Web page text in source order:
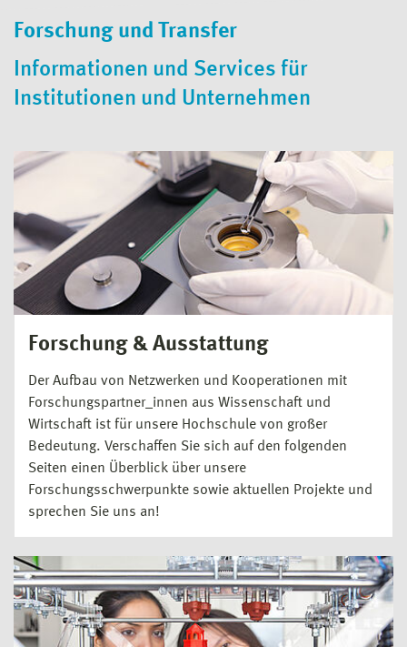
Forschung und Transfer
Informationen und Services für
Institutionen und Unternehmen
Forschung & Ausstattung
Der Aufbau von Netzwerken und Kooperationen mit
Forschungspartner_innen aus Wissenschaft und
Wirtschaft ist für unsere Hochschule von großer
Bedeutung. Verschaffen Sie sich auf den folgenden
Seiten einen Überblick über unsere
Forschungsschwerpunkte sowie aktuellen Projekte und
sprechen Sie uns an!